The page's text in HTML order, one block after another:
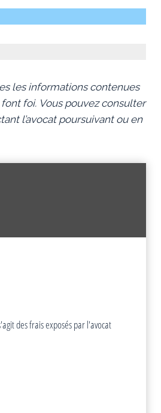
les informations contenues
foi. Vous pouvez consulter
l’avocat poursuivant ou en
des frais exposés par l'avocat